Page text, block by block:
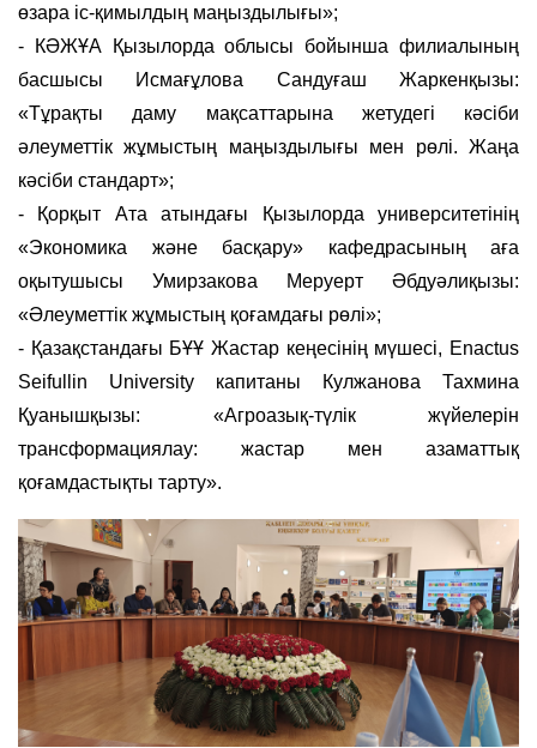
өзара іс-қимылдың маңыздылығы»;
- КӘЖҰА Қызылорда облысы бойынша филиалының
басшысы Исмағұлова Сандуғаш Жаркенқызы:
«Тұрақты даму мақсаттарына жетудегі кәсіби
әлеуметтік жұмыстың маңыздылығы мен рөлі. Жаңа
кәсіби стандарт»;
- Қорқыт Ата атындағы Қызылорда университетінің
«Экономика және басқару» кафедрасының аға
оқытушысы Умирзакова Меруерт Әбдуәлиқызы:
«Әлеуметтік жұмыстың қоғамдағы рөлі»;
- Қазақстандағы БҰҰ Жастар кеңесінің мүшесі, Enactus
Seifullin University капитаны Кулжанова Тахмина
Қуанышқызы: «Агроазық-түлік жүйелерін
трансформациялау: жастар мен азаматтық
қоғамдастықты тарту».